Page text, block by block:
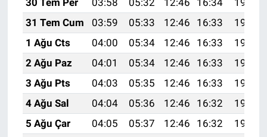
30 Tem Per
03:58 05:32 12:46 16:34
19:50
31 Tem Cum
03:59 05:33 12:46 16:33
19:49
1 Ağu Cts
04:00 05:34 12:46 16:33
19:48
2 Ağu Paz
04:01 05:34 12:46 16:33
19:47
3 Ağu Pts
04:03 05:35 12:46 16:33
19:46
4 Ağu Sal
04:04 05:36 12:46 16:32
19:45
5 Ağu Çar
04:05 05:37 12:46 16:32
19:44